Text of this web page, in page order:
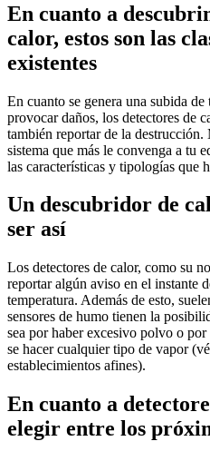
En cuanto a
calor, estos son las
existentes
En cuanto se genera una subida
provocar daños, los detectores de
también reportar de la destrucción.
sistema que más le convenga a tu
las características y tipologías que
Un descubridor de
ser así
Los detectores de calor, como su
reportar algún aviso en el instante
temperatura. Además de esto,
sensores de humo tienen la
sea por haber excesivo polvo o
se hacer cualquier tipo de vapor
establecimientos afines).
En cuanto a
elegir entre los